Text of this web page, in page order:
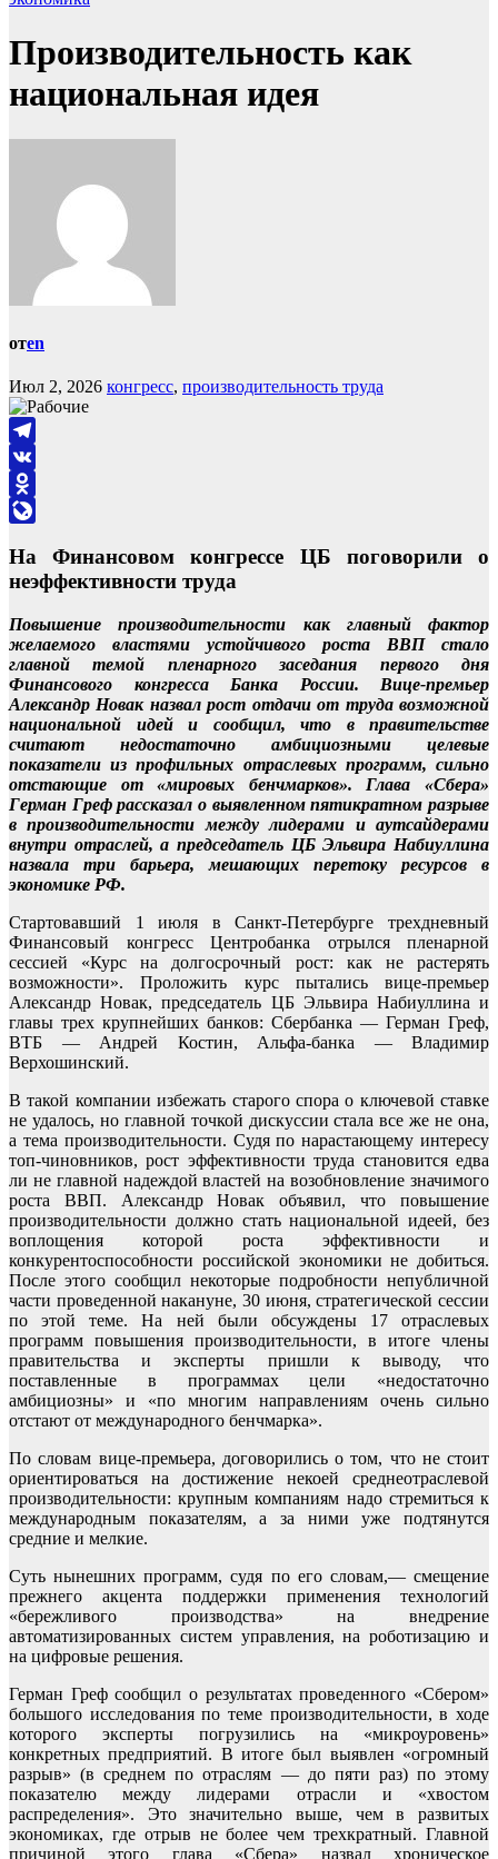
Производительность как
национальная идея
отen
Июл 2, 2026 конгресс, производительность труда
Telegram
VK
Odnoklassniki
На Финансовом конгрессе ЦБ поговорили о
неэффективности труда
Повышение производительности как главный фактор
желаемого властями устойчивого роста ВВП стало
главной темой пленарного заседания первого дня
Финансового конгресса Банка России. Вице-премьер
Александр Новак назвал рост отдачи от труда возможной
национальной идей и сообщил, что в правительстве
считают недостаточно амбициозными целевые
показатели из профильных отраслевых программ, сильно
отстающие от «мировых бенчмарков». Глава «Сбера»
Герман Греф рассказал о выявленном пятикратном разрыве
в производительности между лидерами и аутсайдерами
внутри отраслей, а председатель ЦБ Эльвира Набиуллина
назвала три барьера, мешающих перетоку ресурсов в
экономике РФ.
Стартовавший 1 июля в Санкт-Петербурге трехдневный
Финансовый конгресс Центробанка отрылся пленарной
сессией «Курс на долгосрочный рост: как не растерять
возможности». Проложить курс пытались вице-премьер
Александр Новак, председатель ЦБ Эльвира Набиуллина и
главы трех крупнейших банков: Сбербанка — Герман Греф,
ВТБ — Андрей Костин, Альфа-банка — Владимир
Верхошинский.
В такой компании избежать старого спора о ключевой ставке
не удалось, но главной точкой дискуссии стала все же не она,
а тема производительности. Судя по нарастающему интересу
топ-чиновников, рост эффективности труда становится едва
ли не главной надеждой властей на возобновление значимого
роста ВВП. Александр Новак объявил, что повышение
производительности должно стать национальной идеей, без
воплощения которой роста эффективности и
конкурентоспособности российской экономики не добиться.
После этого сообщил некоторые подробности непубличной
части проведенной накануне, 30 июня, стратегической сессии
по этой теме. На ней были обсуждены 17 отраслевых
программ повышения производительности, в итоге члены
правительства и эксперты пришли к выводу, что
поставленные в программах цели «недостаточно
амбициозны» и «по многим направлениям очень сильно
отстают от международного бенчмарка».
По словам вице-премьера, договорились о том, что не стоит
ориентироваться на достижение некоей среднеотраслевой
производительности: крупным компаниям надо стремиться к
международным показателям, а за ними уже подтянутся
средние и мелкие.
Суть нынешних программ, судя по его словам,— смещение
прежнего акцента поддержки применения технологий
«бережливого производства» на внедрение
автоматизированных систем управления, на роботизацию и
на цифровые решения.
Герман Греф сообщил о результатах проведенного «Сбером»
большого исследования по теме производительности, в ходе
которого эксперты погрузились на «микроуровень»
конкретных предприятий. В итоге был выявлен «огромный
разрыв» (в среднем по отраслям — до пяти раз) по этому
показателю между лидерами отрасли и «хвостом
распределения». Это значительно выше, чем в развитых
экономиках, где отрыв не более чем трехкратный. Главной
причиной этого глава «Сбера» назвал хроническое